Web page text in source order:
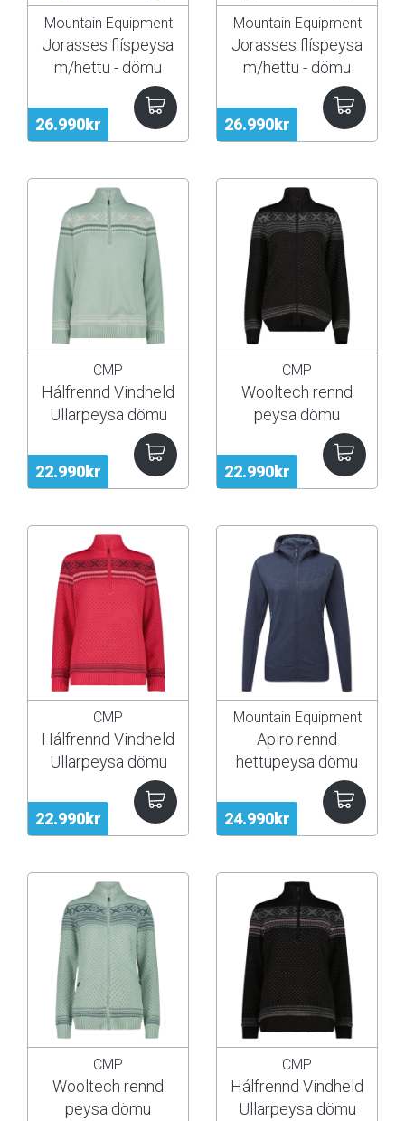
26.990kr
Mountain Equipment
Jorasses flíspeysa
m/hettu - dömu
26.990kr
Mountain Equipment
Jorasses flíspeysa
m/hettu - dömu
22.990kr
CMP
Hálfrennd Vindheld
Ullarpeysa dömu
22.990kr
CMP
Wooltech rennd
peysa dömu
22.990kr
CMP
Hálfrennd Vindheld
Ullarpeysa dömu
24.990kr
Mountain Equipment
Apiro rennd
hettupeysa dömu
CMP
Wooltech rennd
peysa dömu
CMP
Hálfrennd Vindheld
Ullarpeysa dömu